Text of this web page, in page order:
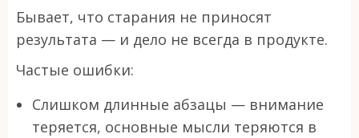
Бывает, что старания не приносят
результата — и дело не всегда в продукте.
Частые ошибки:
Слишком длинные абзацы — внимание
теряется, основные мысли теряются в